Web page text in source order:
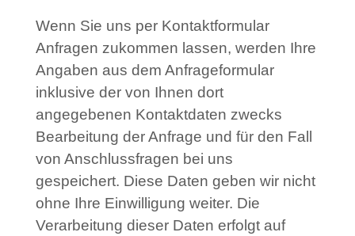
Wenn Sie uns per Kontaktformular
Anfragen zukommen lassen, werden Ihre
Angaben aus dem Anfrageformular
inklusive der von Ihnen dort
angegebenen Kontaktdaten zwecks
Bearbeitung der Anfrage und für den Fall
von Anschlussfragen bei uns
gespeichert. Diese Daten geben wir nicht
ohne Ihre Einwilligung weiter. Die
Verarbeitung dieser Daten erfolgt auf